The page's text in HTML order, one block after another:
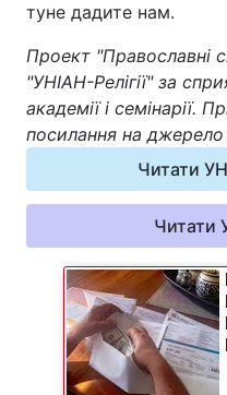
туне дадите нам.
Проект "Православні
"УНІАН-Релігії" за
академії і семінарії.
посилання на
Читати
Читати